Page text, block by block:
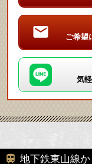
ご希望
気
地下鉄東山線